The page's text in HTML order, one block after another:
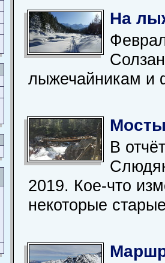
На
лыжечайникам и
Мосты
В
2019. Кое-что
некоторые